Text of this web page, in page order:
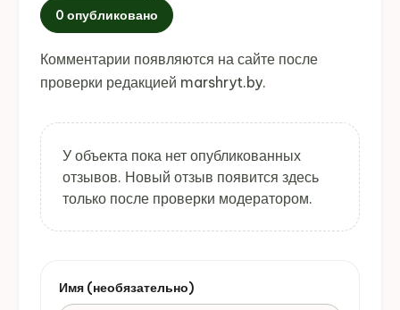
0 опубликовано
Комментарии появляются на сайте после
проверки редакцией marshryt.by.
У объекта пока нет опубликованных
отзывов. Новый отзыв появится здесь
только после проверки модератором.
Имя (необязательно)